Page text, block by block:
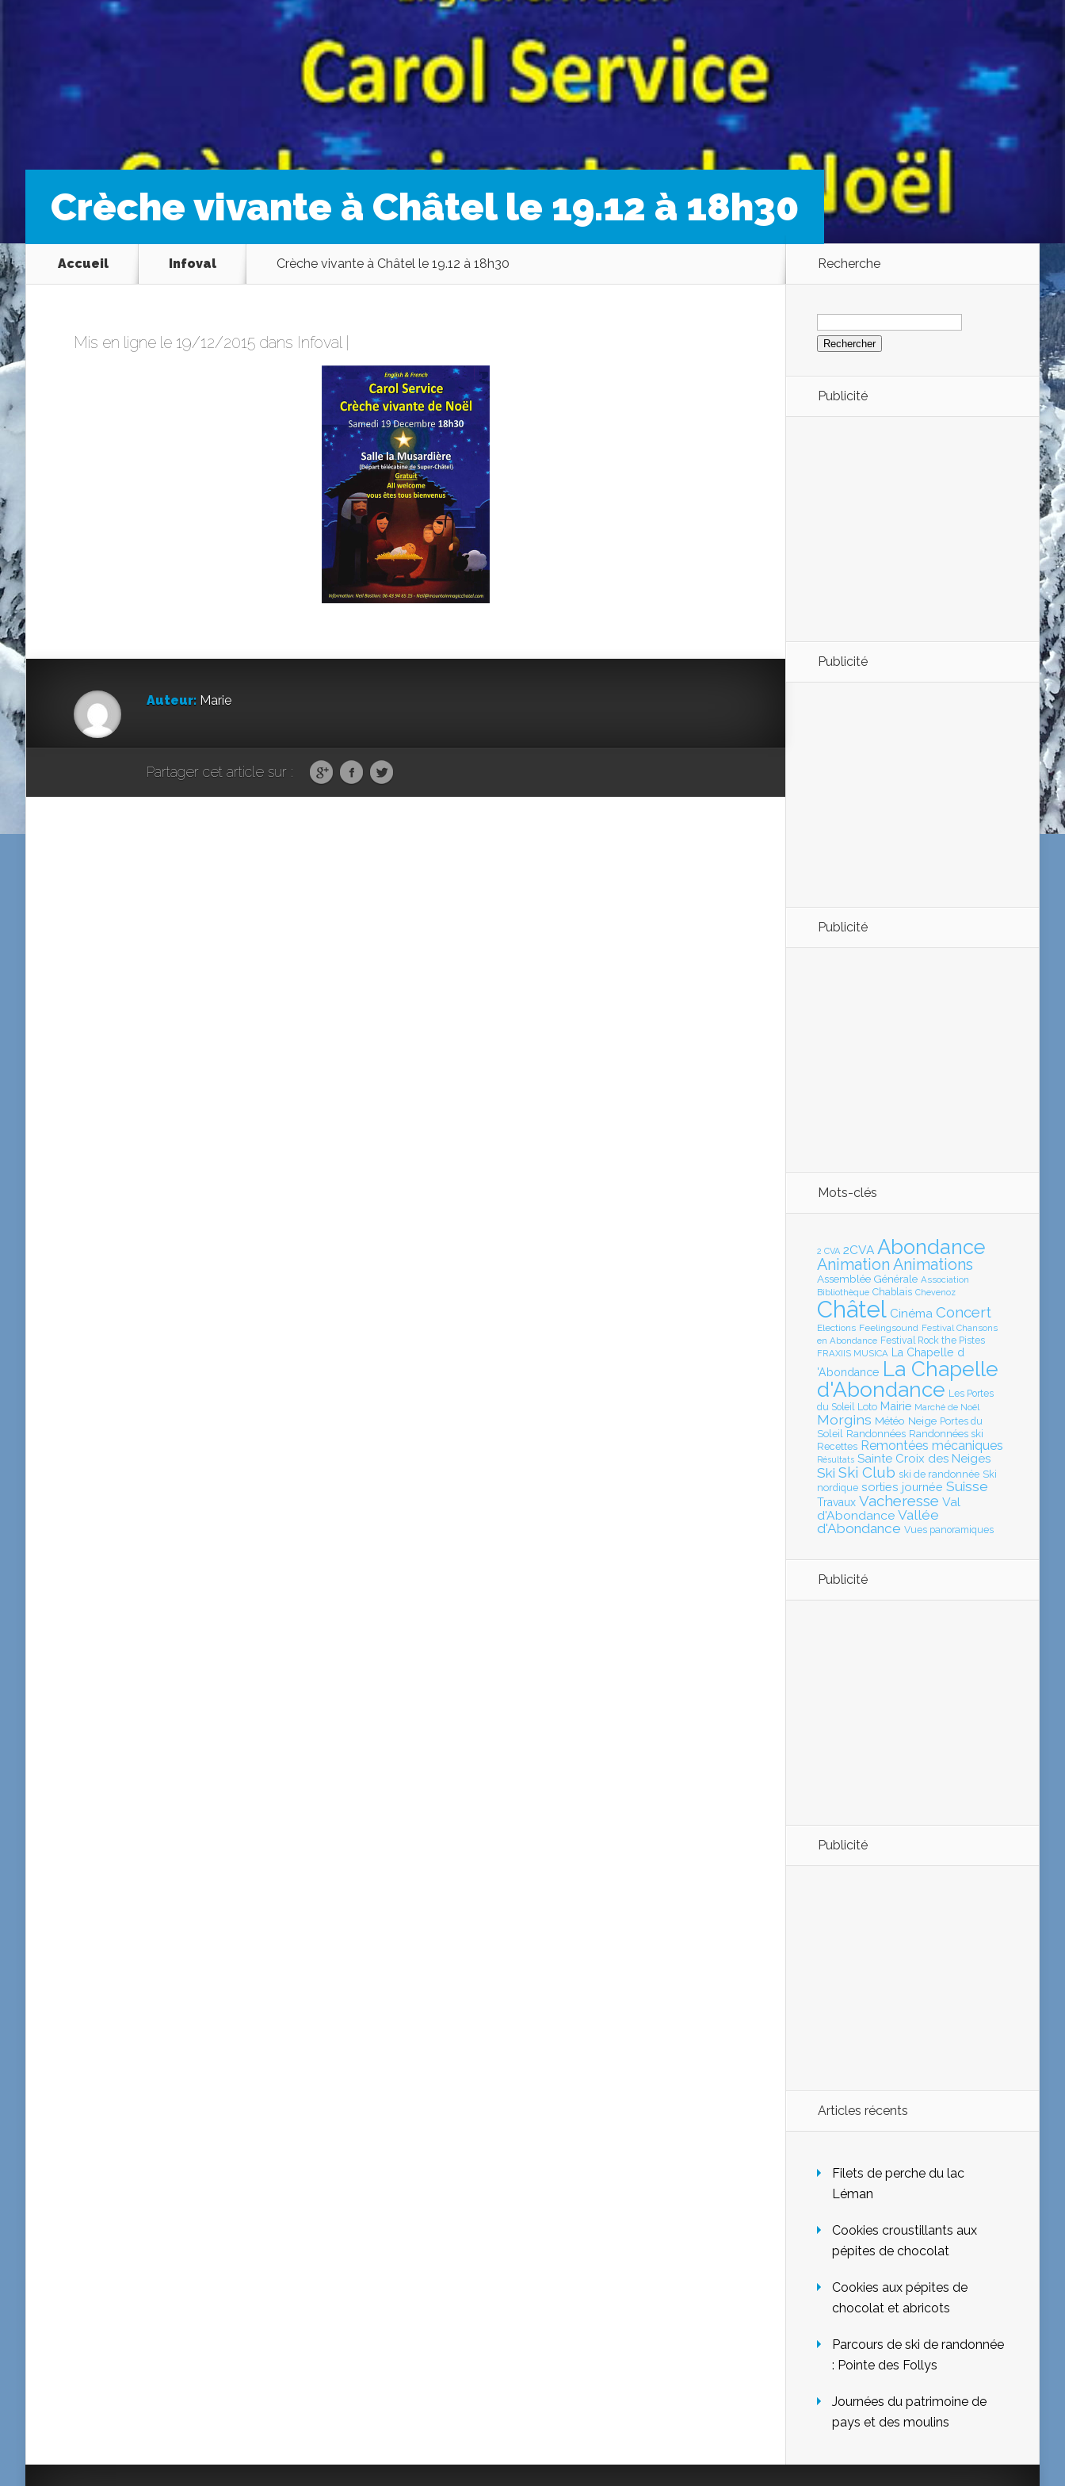
Crèche vivante à Châtel le 19.12 à 18h30
Accueil Infoval Crèche vivante à Châtel le 19.12 à 18h30
Mis en ligne le 19/12/2015 dans Infoval|
Auteur: Marie
Partager cet article sur :
Recherche
Rechercher :
Publicité
Publicité
Publicité
Mots-clés
2 CVA 2CVA Abondance
Animation Animations
Assemblée Générale Association
Bibliothèque Chablais Chevenoz
Châtel Cinéma Concert
Elections Feelingsound Festival Chansons
en Abondance Festival Rock the Pistes
FRAXIIS MUSICA
La Chapelle d
'Abondance La Chapelle
d'Abondance Les Portes
du Soleil Loto Mairie Marché de Noël
Morgins Météo Neige Portes du
Soleil Randonnées Randonnées ski
Recettes Remontées mécaniques
Résultats Sainte Croix des Neiges
Ski Ski Club ski de randonnée Ski
nordique sorties journée Suisse
Travaux Vacheresse Val
d'Abondance Vallée
d'Abondance Vues panoramiques
Publicité
Publicité
Articles récents
Filets de perche du lac
Léman
Cookies croustillants aux
pépites de chocolat
Cookies aux pépites de
chocolat et abricots
Parcours de ski de randonnée
: Pointe des Follys
Journées du patrimoine de
pays et des moulins